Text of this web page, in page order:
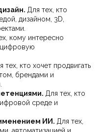
Для тех, кто
дизайном, 3D,
кому интересно
цифровую
тех, кто хочет продвигать
брендами и
Для тех, кто
среде и
ИИ. Для тех,
автоматизацией и